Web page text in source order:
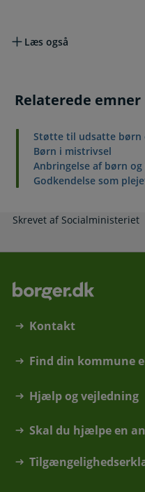
Læs også
Relaterede emner
Støtte til udsatte børn
Børn i mistrivsel
Anbringelse af børn
Godkendelse som
Skrevet af Socialministeriet
Kontakt
Find din kommune
Hjælp og vejledning
Skal du hjælpe en